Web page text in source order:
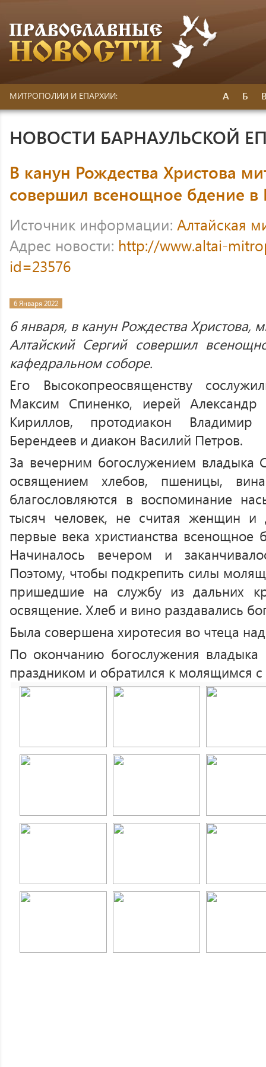
МИТРОПОЛИИ И ЕПАРХИИ: А Б
НОВОСТИ БАРНАУЛЬСКОЙ
В канун Рождества Христова
совершил всенощное бдение
Источник информации: Алтайская
Адрес новости: http://www.altai-
id=23576
6 Января 2022
6 января, в канун Рождества Христова,
Алтайский Сергий совершил
кафедральном соборе.
Его Высокопреосвященству
Максим Спиненко, иерей
Кириллов, протодиакон
Берендеев и диакон Василий Петров.
За вечерним богослужением владыка
освящением хлебов, пшеницы,
благословляются в воспоминание
тысяч человек, не считая женщин и
первые века христианства всенощное
Начиналось вечером и
Поэтому, чтобы подкрепить силы
пришедшие на службу из дальних
освящение. Хлеб и вино раздавались
Была совершена хиротесия во чтеца
По окончанию богослужения владыка
праздником и обратился к молящимся